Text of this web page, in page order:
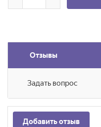
Отзывы
Задать вопрос
Добавить отзыв